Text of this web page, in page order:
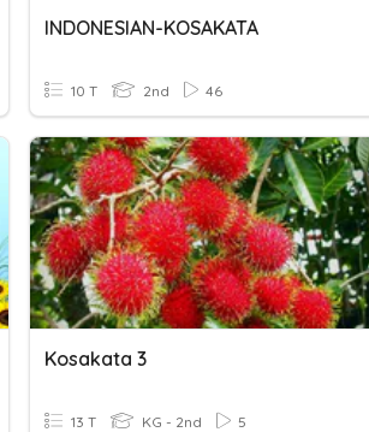
INDONESIAN-KOSAKATA
10 T 2nd 46
Kosakata 3
13 T KG - 2nd 5